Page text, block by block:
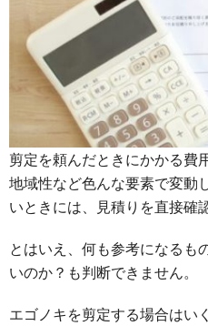
剪定を頼んだときにかかる費
地域性など色んな要素で変動
いときには、見積りを直接確
とはいえ、何も参考になるも
いのか？も判断できません。
エゴノキを剪定する場合はい